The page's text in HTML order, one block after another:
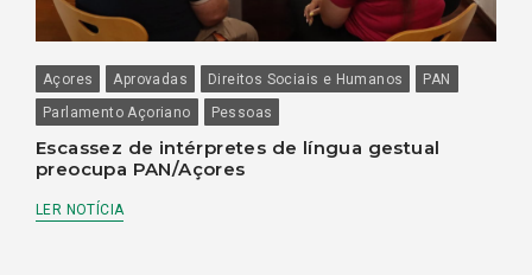
Açores Aprovadas Direitos Sociais e Humanos
PAN
Parlamento Açoriano
Pessoas
Escassez de intérpretes de língua gestual
preocupa PAN/Açores
LER NOTÍCIA